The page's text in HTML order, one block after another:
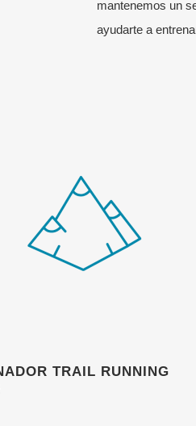
mantenemos un
ayudarte a
TRAIL RUNNING